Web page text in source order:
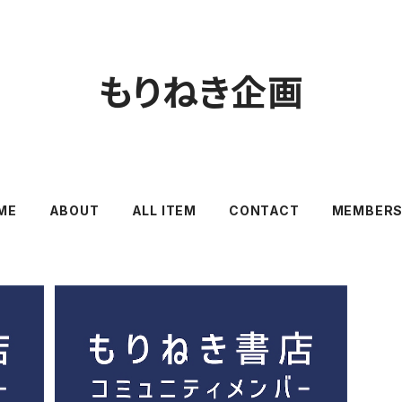
もりねき企画
ABOUT ALL ITEM CONTACT